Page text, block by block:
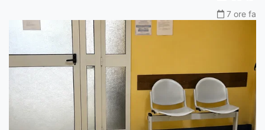
7 ore fa